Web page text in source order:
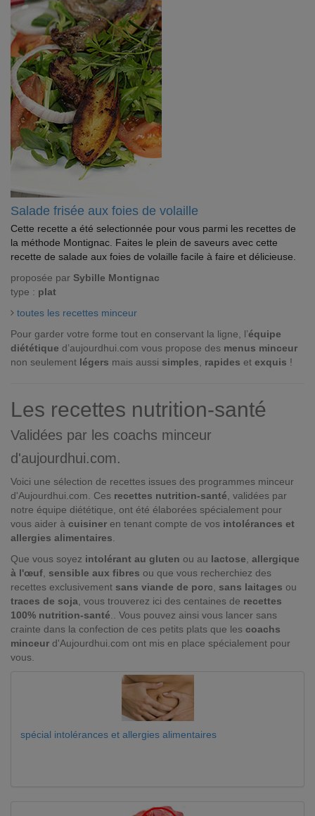
Salade frisée aux foies de volaille
Cette recette a été selectionnée pour vous parmi les recettes de
la méthode Montignac. Faites le plein de saveurs avec cette
recette de salade aux foies de volaille facile à faire et délicieuse.
proposée par Sybille Montignac
type : plat
toutes les recettes minceur
Pour garder votre forme tout en conservant la ligne, l’équipe
diététique d’aujourdhui.com vous propose des menus minceur
non seulement légers mais aussi simples rapides et exquis !
Les recettes nutrition-santé
Validées par les coachs minceur
d'aujourdhui.com.
Voici une sélection de recettes issues des programmes minceur
d'Aujourdhui.com. Ces recettes nutrition-santé , validées par
notre équipe diététique, ont été élaborées spécialement pour
vous aider à cuisiner en tenant compte de vos intolérances et
allergies alimentaires
Que vous soyez intolérant au gluten ou au lactose allergique
à l'œuf sensible aux fibres ou que vous recherchiez des
recettes exclusivement sans viande de porc sans laitages ou
traces de soja , vous trouverez ici des centaines de recettes
100% nutrition-santé .. Vous pouvez ainsi vous lancer sans
crainte dans la confection de ces petits plats que les coachs
minceur d'Aujourdhui.com ont mis en place spécialement pour
vous.
spécial intolérances et allergies alimentaires